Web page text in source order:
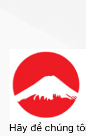
Hãy để chúng